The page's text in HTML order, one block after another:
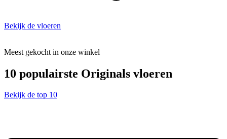
Bekijk de vloeren
Meest gekocht in onze winkel
10 populairste Originals vloeren
Bekijk de top 10